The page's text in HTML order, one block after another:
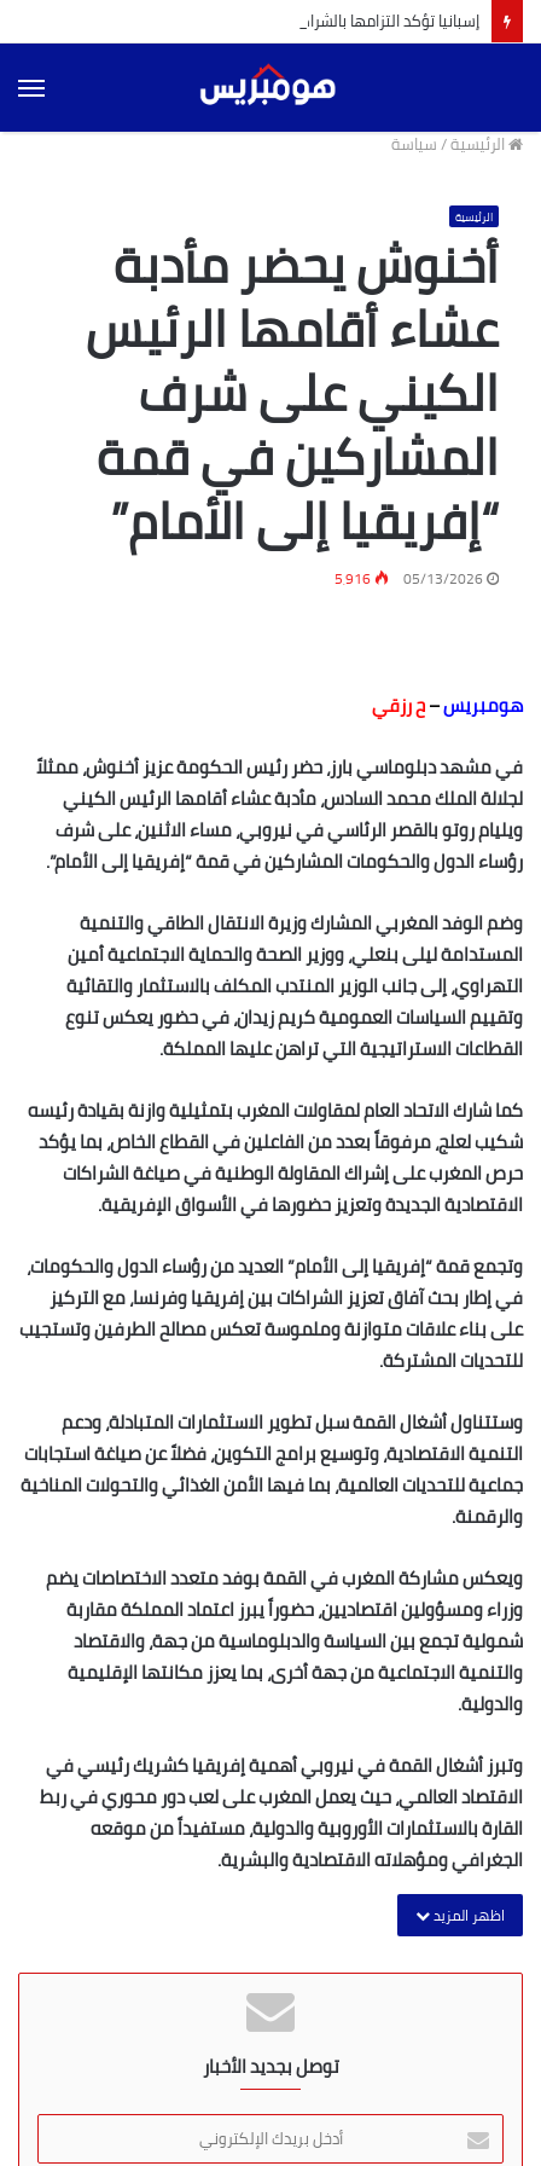
الرئيسية/سياسة
الرئيسية
أخنوش يحضر مأدبة
عشاء أقامها الرئيس
الكيني على شرف
المشاركين في قمة
“إفريقيا إلى الأمام”
05/13/2026 5٬916
هومبريس–ح رزقي
في مشهد دبلوماسي بارز، حضر رئيس الحكومة عزيز أخنوش، ممثلاً
لجلالة الملك محمد السادس، مأدبة عشاء أقامها الرئيس الكيني
ويليام روتو بالقصر الرئاسي في نيروبي، مساء الاثنين، على شرف
رؤساء الدول والحكومات المشاركين في قمة “إفريقيا إلى الأمام”.
وضم الوفد المغربي المشارك وزيرة الانتقال الطاقي والتنمية
المستدامة ليلى بنعلي، ووزير الصحة والحماية الاجتماعية أمين
التهراوي، إلى جانب الوزير المنتدب المكلف بالاستثمار والتقائية
وتقييم السياسات العمومية كريم زيدان، في حضور يعكس تنوع
القطاعات الاستراتيجية التي تراهن عليها المملكة.
كما شارك الاتحاد العام لمقاولات المغرب بتمثيلية وازنة بقيادة رئيسه
شكيب لعلج، مرفوقاً بعدد من الفاعلين في القطاع الخاص، بما يؤكد
حرص المغرب على إشراك المقاولة الوطنية في صياغة الشراكات
الاقتصادية الجديدة وتعزيز حضورها في الأسواق الإفريقية.
وتجمع قمة “إفريقيا إلى الأمام” العديد من رؤساء الدول والحكومات،
في إطار بحث آفاق تعزيز الشراكات بين إفريقيا وفرنسا، مع التركيز
على بناء علاقات متوازنة وملموسة تعكس مصالح الطرفين وتستجيب
للتحديات المشتركة.
وستتناول أشغال القمة سبل تطوير الاستثمارات المتبادلة، ودعم
التنمية الاقتصادية، وتوسيع برامج التكوين، فضلاً عن صياغة استجابات
جماعية للتحديات العالمية، بما فيها الأمن الغذائي والتحولات المناخية
والرقمنة.
ويعكس مشاركة المغرب في القمة بوفد متعدد الاختصاصات يضم
وزراء ومسؤولين اقتصاديين، حضوراً يبرز اعتماد المملكة مقاربة
شمولية تجمع بين السياسة والدبلوماسية من جهة، والاقتصاد
والتنمية الاجتماعية من جهة أخرى، بما يعزز مكانتها الإقليمية
والدولية.
وتبرز أشغال القمة في نيروبي أهمية إفريقيا كشريك رئيسي في
الاقتصاد العالمي، حيث يعمل المغرب على لعب دور محوري في ربط
القارة بالاستثمارات الأوروبية والدولية، مستفيداً من موقعه
الجغرافي ومؤهلاته الاقتصادية والبشرية.
اظهر المزيد
توصل بجديد الأخبار
أ